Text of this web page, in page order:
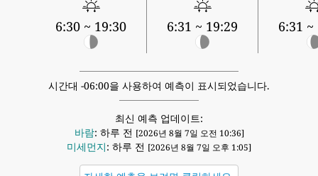
6:30 ~ 19:30 6:31 ~ 19:29 6:31 ~
시간대 -06:00을 사용하여 예측이 표시되었습니다.
최신 예측 업데이트:
바람: 하루 전 [2026년 8월 7일 오전 10:36]
미세먼지: 하루 전 [2026년 8월 7일 오후 1:05]